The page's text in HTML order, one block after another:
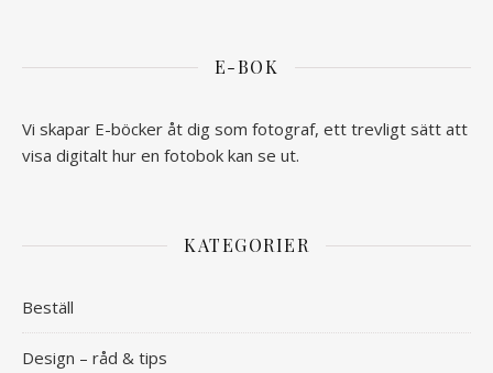
E-BOK
Vi skapar E-böcker åt dig som fotograf, ett trevligt sätt att
visa digitalt hur en fotobok kan se ut.
KATEGORIER
Beställ
Design – råd & tips